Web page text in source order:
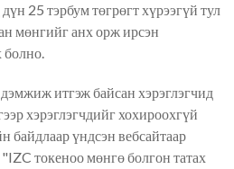
25 тэрбум төгрөгт хүрээгүй тул
мөнгийг анх орж ирсэн
болно.
итгэж байсан хэрэглэгчид
хэрэглэгчдийг хохироохгүй
байдлаар үндсэн вебсайтаар
токеноо мөнгө болгон татах